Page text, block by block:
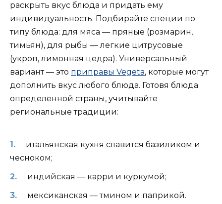
раскрыть вкус блюда и придать ему
индивидуальность. Подбирайте специи по
типу блюда: для мяса — пряные (розмарин,
тимьян), для рыбы — легкие цитрусовые
(укроп, лимонная цедра). Универсальный
вариант — это приправы Vegeta, которые могут
дополнить вкус любого блюда. Готовя блюда
определенной страны, учитывайте
региональные традиции:
итальянская кухня славится базиликом и
чесноком;
индийская — карри и куркумой;
мексиканская — тмином и паприкой.